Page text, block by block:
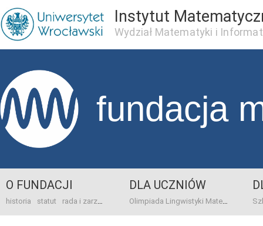
Instytut
Wydział Matematyki i
fundacja
O FUNDACJI
historia statut rada i zarząd dane bankowo-adresowe kontakt
DLA UCZNIÓW
Olimpiada Lingwistyki Matematycznej